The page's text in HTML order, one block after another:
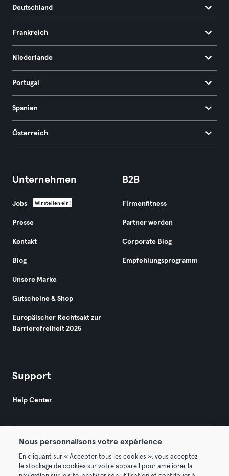
Deutschland
Frankreich
Niederlande
Portugal
Spanien
Österreich
Unternehmen
Jobs Wir stellen ein!
Presse
Kontakt
Blog
Unsere Marke
Gutscheine & Shop
Europäischer Rechtsakt zur
Barrierefreiheit 2025
B2B
Firmenfitness
Partner werden
Corporate Blog
Empfehlungsprogramm
Support
Help Center
© 2026 Urban Sports Group GmbH. All rights reserved.
Nous personnalisons votre expérience
En cliquant sur « Accepter tous les cookies », vous acceptez
le stockage de cookies sur votre appareil pour améliorer la